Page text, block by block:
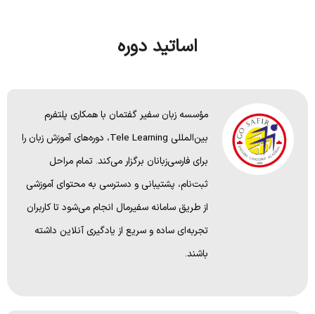
اساتید دوره
مؤسسه زبان سفیر گفتمان با همکاری پلتفرم
بین‌المللی Tele Learning، دوره‌های آموزش زبان‌ را
برای فارسی‌زبانان برگزار می‌کند. تمام مراحل
ثبت‌نام، پشتیبانی و دسترسی به محتوای آموزشی
از طریق سامانه سفیرمال انجام می‌شود تا کاربران
تجربه‌ای ساده و سریع از یادگیری آنلاین داشته
باشند.